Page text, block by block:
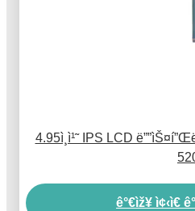
4.95ì¸ì¹˜ IPS LCD
ê°€ìž¥ ì¢‹ì€